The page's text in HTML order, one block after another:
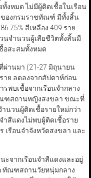
งหมด ไม่มีผู้ติดเชื้อในเรือน
ของกรมราชทัณฑ์ มีทั้งสิ้น
สีเหลือง 409 ราย
วนจำนวนผู้เสียชีวิตทั้งสิ้นมี
อสะสมทั้งหมด
ผ่านมา (21-27 มิถุนายน
าย ลดลงจากสัปดาห์ก่อน
รพบเชื้อจากเรือนจำกลาง
ฑสถานหญิงสงขลา ขณะที่
นวนผู้ติดเชื้อรายใหม่กว่า
ำสีแดงไม่พบผู้ติดเชื้อราย
เรือนจำจังหวัดสงขลา และ
จากเรือนจำสีแดงและอยู่
ทัณฑสถานวัยหนุ่มกลาง